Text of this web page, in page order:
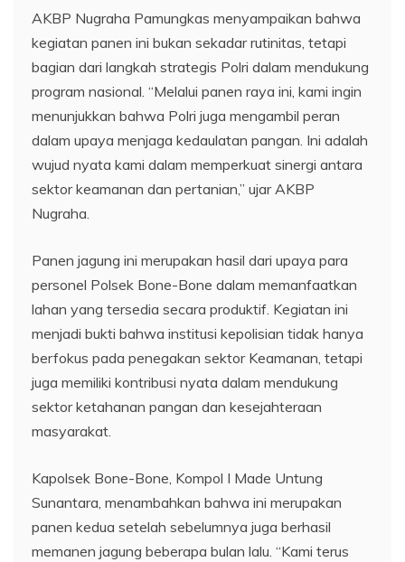
AKBP Nugraha Pamungkas menyampaikan bahwa
kegiatan panen ini bukan sekadar rutinitas, tetapi
bagian dari langkah strategis Polri dalam mendukung
program nasional. “Melalui panen raya ini, kami ingin
menunjukkan bahwa Polri juga mengambil peran
dalam upaya menjaga kedaulatan pangan. Ini adalah
wujud nyata kami dalam memperkuat sinergi antara
sektor keamanan dan pertanian,” ujar AKBP
Nugraha.
Panen jagung ini merupakan hasil dari upaya para
personel Polsek Bone-Bone dalam memanfaatkan
lahan yang tersedia secara produktif. Kegiatan ini
menjadi bukti bahwa institusi kepolisian tidak hanya
berfokus pada penegakan sektor Keamanan, tetapi
juga memiliki kontribusi nyata dalam mendukung
sektor ketahanan pangan dan kesejahteraan
masyarakat.
Kapolsek Bone-Bone, Kompol I Made Untung
Sunantara, menambahkan bahwa ini merupakan
panen kedua setelah sebelumnya juga berhasil
memanen jagung beberapa bulan lalu. “Kami terus